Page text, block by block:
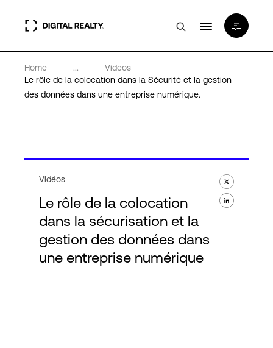
Data Centers
PlatformDIGITAL®
A propos de nous
Home ...
Videos
Le rôle de la colocation dans la Sécurité et la gestion
des données dans une entreprise numérique.
Vidéos
Le rôle de la colocation
dans la sécurisation et la
gestion des données dans
une entreprise numérique